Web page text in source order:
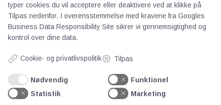
Videncentre
Teknologisk Institut
Videncentre
Litteratur
Forkortelser
Ståbi
typer cookies du vil acceptere eller deaktivere ved at klikke på
Tilpas nedenfor. I overensstemmelse med kravene fra Googles
Business Data Responsibility Site sikrer vi gennemsigtighed og
kontrol over dine data.
Cookie- og privatlivspolitik Tilpas
Nødvendig
Funktionel
Statistik
Marketing